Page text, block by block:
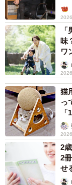
味
ワ
へ
猫
っ
2
2
せ